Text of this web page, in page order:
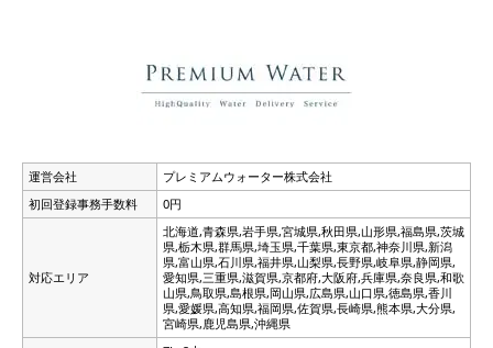
運営会社
プレミアムウォーター株式会社
初回登録事務手数料
0円
対応エリア
北海道,青森県,岩手県,宮城県,秋田県,山形県,福島県,茨城
県,栃木県,群馬県,埼玉県,千葉県,東京都,神奈川県,新潟
県,富山県,石川県,福井県,山梨県,長野県,岐阜県,静岡県,
愛知県,三重県,滋賀県,京都府,大阪府,兵庫県,奈良県,和歌
山県,鳥取県,島根県,岡山県,広島県,山口県,徳島県,香川
県,愛媛県,高知県,福岡県,佐賀県,長崎県,熊本県,大分県,
宮崎県,鹿児島県,沖縄県